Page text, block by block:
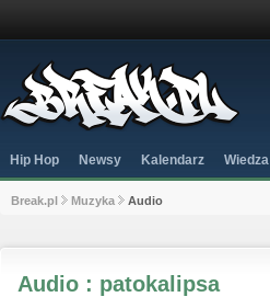
Hip Hop Newsy Kalendarz Wiedza
Break.pl Muzyka Audio
Audio : patokalipsa